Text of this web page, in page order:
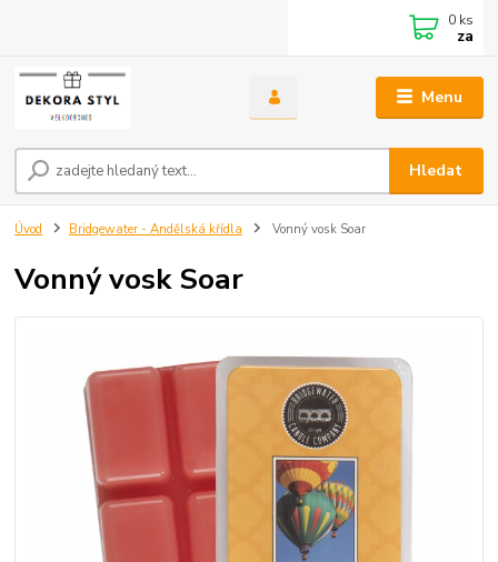
Menu
Hledat
0 ks
za
Úvod Bridgewater - Andělská křídla Vonný vosk Soar
Vonný vosk Soar